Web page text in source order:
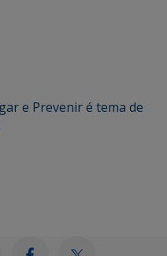
e Prevenir é tema de